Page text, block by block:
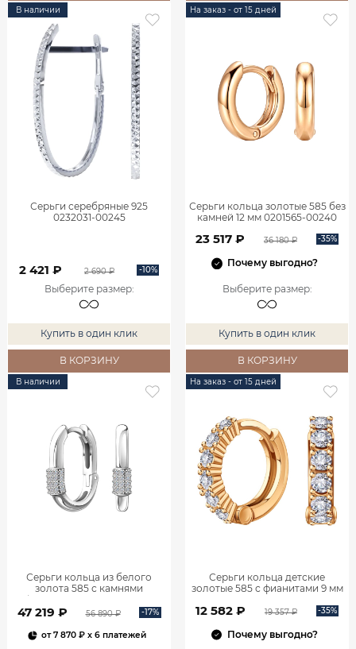
В наличии
Серьги серебряные 925
0232031-00245
2 421 ₽ 2 690 ₽ -10%
Выберите размер:
Купить в один клик
В КОРЗИНУ
На заказ - от 15 дней
Серьги кольца золотые 585 без
камней 12 мм 0201565-00240
23 517 ₽ 36 180 ₽ -35%
Почему выгодно?
Выберите размер:
Купить в один клик
В КОРЗИНУ
В наличии
Серьги кольца из белого
золота 585 с камнями
фианитами 18 мм 0201656-
00772
47 219 ₽ 56 890 ₽ -17%
от7 870 ₽ x 6 платежей
На заказ - от 15 дней
Серьги кольца детские
золотые 585 с фианитами 9 мм
12 582 ₽ 19 357 ₽ -35%
Почему выгодно?